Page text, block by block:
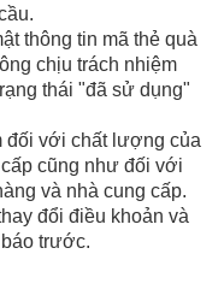
thông tin mã thẻ quà
chịu trách nhiệm
thái "đã sử dụng"
đối với chất lượng của
cũng như đối với
và nhà cung cấp.
đổi điều khoản và
trước.